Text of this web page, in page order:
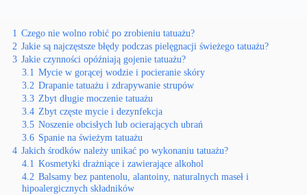
1 Czego nie wolno robić po zrobieniu tatuażu?
2 Jakie są najczęstsze błędy podczas pielęgnacji świeżego tatuażu?
3 Jakie czynności opóźniają gojenie tatuażu?
3.1 Mycie w gorącej wodzie i pocieranie skóry
3.2 Drapanie tatuażu i zdrapywanie strupów
3.3 Zbyt długie moczenie tatuażu
3.4 Zbyt częste mycie i dezynfekcja
3.5 Noszenie obcisłych lub ocierających ubrań
3.6 Spanie na świeżym tatuażu
4 Jakich środków należy unikać po wykonaniu tatuażu?
4.1 Kosmetyki drażniące i zawierające alkohol
4.2 Balsamy bez pantenolu, alantoiny, naturalnych maseł i
hipoalergicznych składników